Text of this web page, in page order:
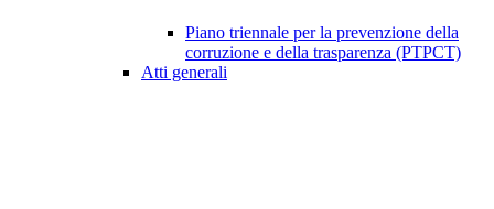
Piano triennale per la prevenzione della
corruzione e della trasparenza (PTPCT)
Atti generali